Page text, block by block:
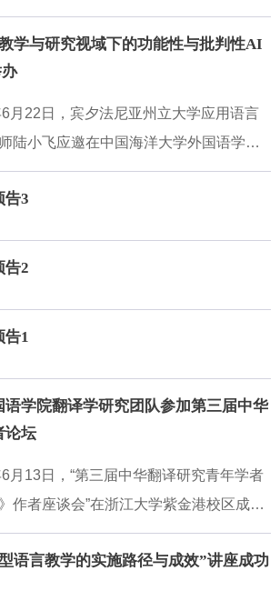
围浓厚。讲座伊始，陆小飞教授结合二
常见的分层、嵌套数据特征，指出混合
然适配多层级数据结构，通过建模被
解决组内观测独立的问题；对不平衡与
配非线性效应与多类型结果变量，适用
小飞结合二语句法复杂度发展的实证案
应模型的构建与筛选逻辑。他结合lme4
固定效应与随机效应的设置思路
联合承办的学术讲座，在外国语学院N3
夕法尼亚州立大学应用语言学教授、博
担任主讲，围绕“语言句式与体裁目的的
视角”这一核心主题，为我院师生带来一
践导向的学术分享。讲座由陈颖教授主
，陆小飞结合自身语料库体裁分析（CB
语言形式与修辞功能分开分析，存在形
，FFMs能有效弥补这一研究缺口，其研
结论的严谨性与课堂教学的实际效果。
新概念化的理论逻辑，并指出应将CBGA
类型重构为“构式（construction）”，倡
学与研究视域下的功能性与批判性AI
办
6月22日，宾夕法尼亚州立大学应用语言
陆小飞应邀在中国海洋大学外国语学院N
与研究视域下的功能性与批判性AI素
由刘颖颖副教授主持，外国语学院及校
层层深入，为师生理解AI素养、科学使
出质量、避免技能退化与表达主体性削
的问题。他援引学界对AI素养的定义，
判性两个维度加以拓展，既要掌握有效
具备审视其局限与偏见的意识。讲座第
图给在场师生留下深刻印象，直观呈现了
心设计原理。他随后讲解了词嵌入、句
告3
告2
告1
语学院翻译学研究团队参加第三届中华
论坛
6月13日，“第三届中华翻译研究青年学者
作者座谈会”在浙江大学紫金港校区成功
和科研机构的160余位翻译学界资深专家
，围绕中国翻译学自主知识体系建设、
翻译实践、儿童文学翻译、知识翻译与
语言教学的实施路径与成效”讲座成功